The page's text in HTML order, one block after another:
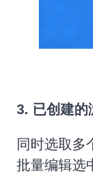
3. 已创建的
同时选取多
批量编辑选